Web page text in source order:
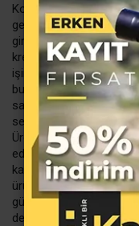
Kozmetik ve kişisel
gerektirse de, doğru
girişim alanına
kremler, el yapımı
işimi kurmak istiyorum
bu alan oldukça cazip.
sağlanan kadın
sertifikasyon
Üretime başlayan
edindirme kursu açma
kadınlara eğitimler
ürünlere yönelik oluşan
güçlü adımlarla
destek ile hem üretici